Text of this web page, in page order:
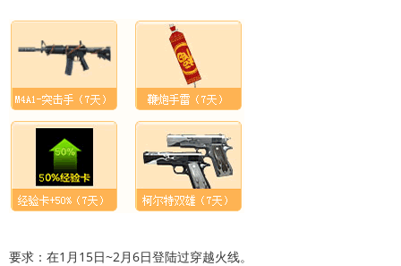
要求：在1月15日~2月6日登陆过穿越火线。